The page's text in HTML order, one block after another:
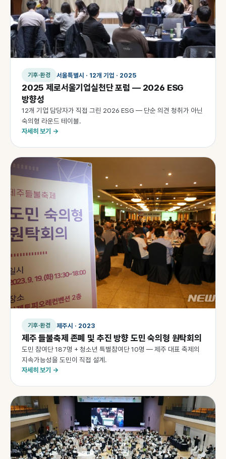
기후·환경 서울특별시 · 12개 기업 · 2025
2025 제로서울기업실천단 포럼 — 2026 ESG
방향성
12개 기업 담당자가 직접 그린 2026 ESG — 단순 의견 청취가 아닌
숙의형 라운드 테이블.
자세히 보기 →
기후·환경 제주시 · 2023
제주 들불축제 존폐 및 추진 방향 도민 숙의형 원탁회의
도민 참여단 187명 + 청소년 특별참여단 10명 — 제주 대표 축제의
지속가능성을 도민이 직접 설계.
자세히 보기 →